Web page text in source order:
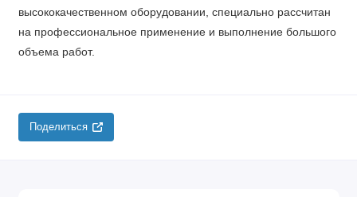
высококачественном оборудовании, специально рассчитан
на профессиональное применение и выполнение большого
объема работ.
Поделиться